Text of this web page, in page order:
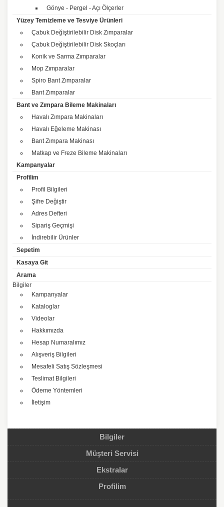
Gönye - Pergel - Açı Ölçerler
Yüzey Temizleme ve Tesviye Ürünleri
Çabuk Değiştirilebilir Disk Zımparalar
Çabuk Değiştirilebilir Disk Skoçları
Konik ve Sarma Zımparalar
Mop Zımparalar
Spiro Bant Zımparalar
Bant Zımparalar
Bant ve Zımpara Bileme Makinaları
Havalı Zımpara Makinaları
Havalı Eğeleme Makinası
Bant Zımpara Makinası
Matkap ve Freze Bileme Makinaları
Kampanyalar
Profilim
Profil Bilgileri
Şifre Değiştir
Adres Defteri
Sipariş Geçmişi
İndirebilir Ürünler
Sepetim
Kasaya Git
Arama
Bilgiler
Kampanyalar
Kataloglar
Videolar
Hakkımızda
Hesap Numaralımız
Alışveriş Bilgileri
Mesafeli Satış Sözleşmesi
Teslimat Bilgileri
Ödeme Yöntemleri
İletişim
Bilgiler
Müşteri Servisi
Ekstralar
Profilim